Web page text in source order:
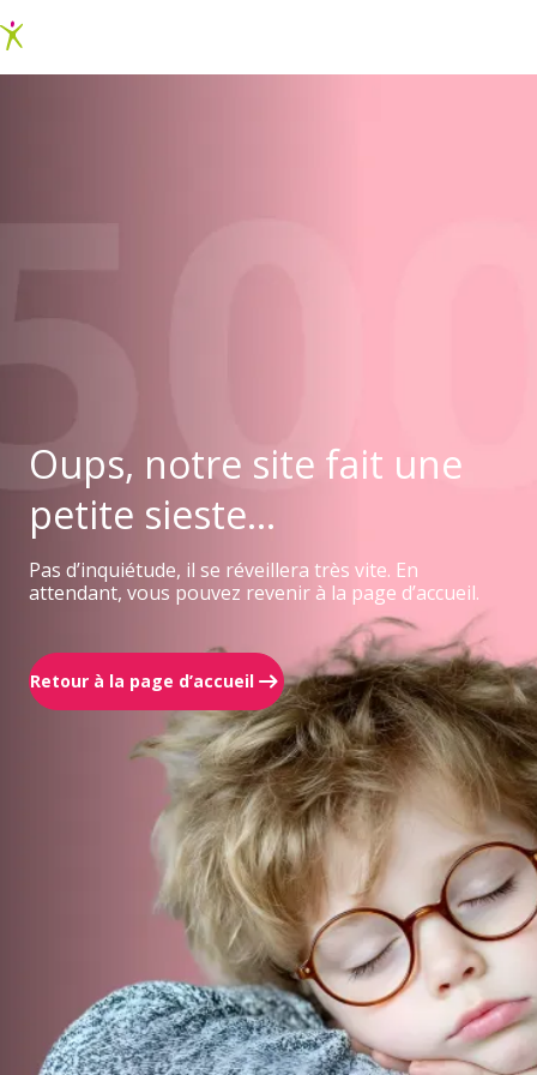
Oups, notre site fait une
petite sieste...
Pas d’inquiétude, il se réveillera très vite. En
attendant, vous pouvez revenir à la page d’accueil.
Retour à la page d’accueil